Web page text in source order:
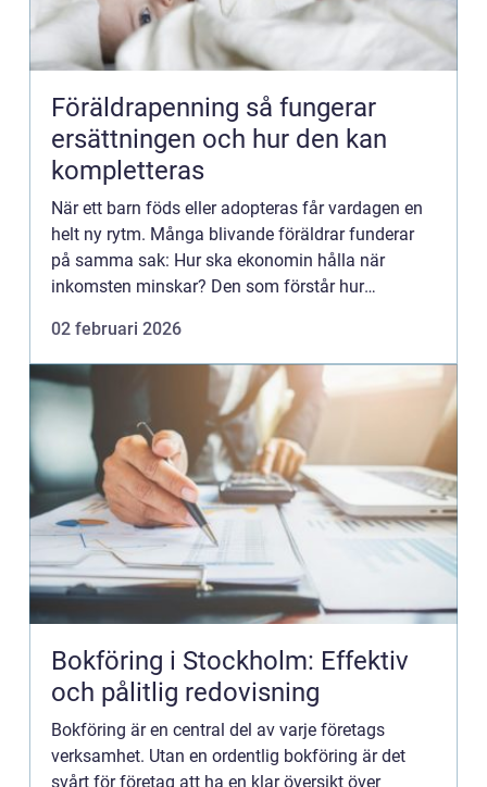
Föräldrapenning så fungerar
ersättningen och hur den kan
kompletteras
När ett barn föds eller adopteras får vardagen en
helt ny rytm. Många blivande föräldrar funderar
på samma sak: Hur ska ekonomin hålla när
inkomsten minskar? Den som förstår hur
förstärkas med avtalsförsäkrin...
02 februari 2026
Bokföring i Stockholm: Effektiv
och pålitlig redovisning
Bokföring är en central del av varje företags
verksamhet. Utan en ordentlig bokföring är det
svårt för företag att ha en klar översikt över